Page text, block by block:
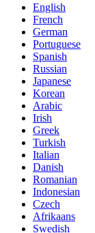
English
French
German
Portuguese
Spanish
Russian
Japanese
Korean
Arabic
Irish
Greek
Turkish
Italian
Danish
Romanian
Indonesian
Czech
Afrikaans
Swedish